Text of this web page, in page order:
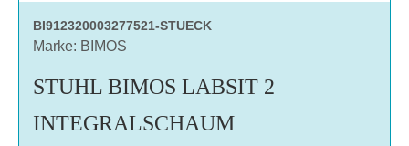
BI912320003277521-STUECK
Marke: BIMOS
STUHL BIMOS LABSIT 2
INTEGRALSCHAUM